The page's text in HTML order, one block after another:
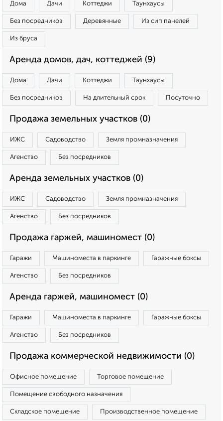
Дома Дачи Коттеджи Таунхаусы
Без посредников Деревянные Из сип панелей
Из бруса
Аренда домов, дач, коттеджей (9)
Дома Дачи Коттеджи Таунхаусы
Без посредников На длительный срок Посуточно
Продажа земельных участков (0)
ИЖС Садоводство Земля промназначения
Агенство Без посредников
Аренда земельных участков (0)
ИЖС Садоводство Земля промназначения
Агенство Без посредников
Продажа гаржей, машиномест (0)
Гаражи Машиноместа в паркинге Гаражные боксы
Агенство Без посредников
Аренда гаржей, машиномест (0)
Гаражи Машиноместа в паркинге Гаражные боксы
Агенство Без посредников
Продажа коммерческой недвижимости (0)
Офисное помещение Торговое помещение
Помещение свободного назначения
Складское помещение Производственное помещение